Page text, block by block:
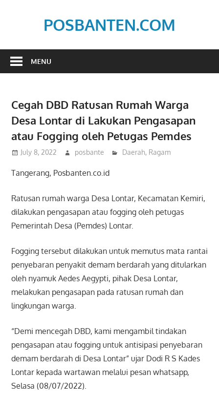
POSBANTEN.COM
Dan
MENU
Cegah DBD Ratusan Rumah Warga
Desa Lontar di Lakukan Pengasapan
atau Fogging oleh Petugas Pemdes
July 8, 2022 posbante Daerah, Ragam
Tangerang, Posbanten.co.id
Ratusan rumah warga Desa Lontar, Kecamatan Kemiri,
dilakukan pengasapan atau fogging oleh petugas
Pemerintah Desa (Pemdes) Lontar.
Fogging tersebut dilakukan untuk memutus mata rantai
penyebaran penyakit demam berdarah yang ditularkan
oleh nyamuk Aedes Aegypti, pihak Desa Lontar,
melakukan pengasapan pada ratusan rumah dan
lingkungan warga.
“Demi mencegah DBD, kami mengambil tindakan
pengasapan atau fogging untuk antisipasi penyebaran
demam berdarah di Desa Lontar” ujar Dodi R S Kades
Lontar kepada wartawan melalui pesan whatsapp,
Selasa (08/07/2022).